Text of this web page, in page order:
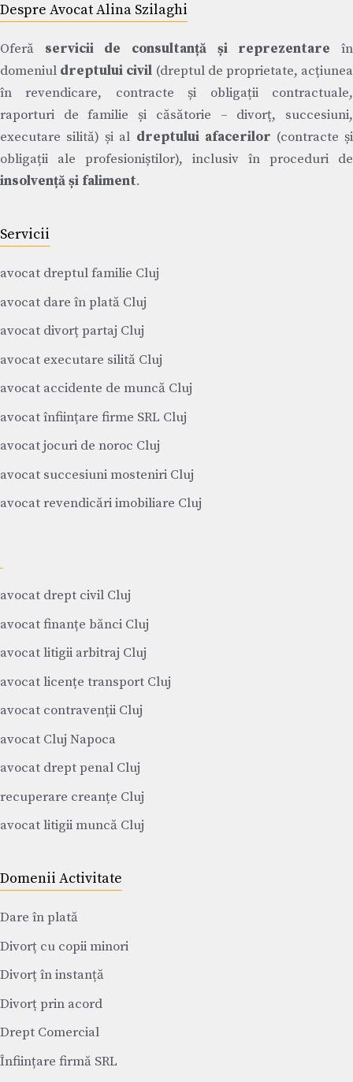
Despre Avocat Alina Szilaghi
Oferă servicii de consultanță și reprezentare în
domeniul dreptului civil (dreptul de proprietate, acțiunea
în revendicare, contracte și obligații contractuale,
raporturi de familie și căsătorie – divorț, succesiuni,
executare silită) și al dreptului afacerilor (contracte și
obligații ale profesioniștilor), inclusiv în proceduri de
insolvență și faliment.
Servicii
avocat dreptul familie Cluj
avocat dare în plată Cluj
avocat divorț partaj Cluj
avocat executare silită Cluj
avocat accidente de muncă Cluj
avocat înființare firme SRL Cluj
avocat jocuri de noroc Cluj
avocat succesiuni mosteniri Cluj
avocat revendicări imobiliare Cluj
avocat drept civil Cluj
avocat finanțe bănci Cluj
avocat litigii arbitraj Cluj
avocat licențe transport Cluj
avocat contravenții Cluj
avocat Cluj Napoca
avocat drept penal Cluj
recuperare creanțe Cluj
avocat litigii muncă Cluj
Domenii Activitate
Dare în plată
Divorț cu copii minori
Divorț în instanță
Divorț prin acord
Drept Comercial
Înființare firmă SRL